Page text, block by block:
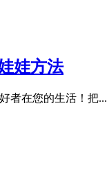
娃方法
者在您的生活！把...